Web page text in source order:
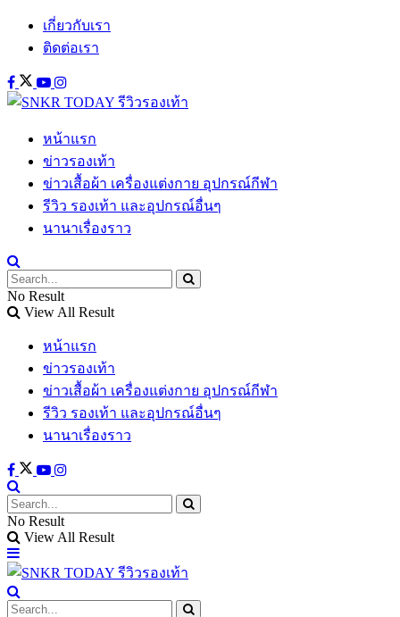
เกี่ยวกับเรา
ติดต่อเรา
หน้าแรก
ข่าวรองเท้า
ข่าวเสื้อผ้า เครื่องแต่งกาย อุปกรณ์กีฬา
รีวิว รองเท้า และอุปกรณ์อื่นๆ
นานาเรื่องราว
No Result
View All Result
หน้าแรก
ข่าวรองเท้า
ข่าวเสื้อผ้า เครื่องแต่งกาย อุปกรณ์กีฬา
รีวิว รองเท้า และอุปกรณ์อื่นๆ
นานาเรื่องราว
No Result
View All Result